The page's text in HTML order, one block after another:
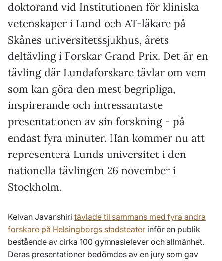
doktorand vid Institutionen för kliniska
vetenskaper i Lund och AT-läkare på
Skånes universitetssjukhus, årets
deltävling i Forskar Grand Prix. Det är en
tävling där Lundaforskare tävlar om vem
som kan göra den mest begripliga,
inspirerande och intressantaste
presentationen av sin forskning - på
endast fyra minuter. Han kommer nu att
representera Lunds universitet i den
nationella tävlingen 26 november i
Stockholm.
Keivan Javanshiri tävlade tillsammans med fyra andra
forskare på Helsingborgs stadsteater inför en publik
bestående av cirka 100 gymnasielever och allmänhet.
Deras presentationer bedömdes av en jury som gav